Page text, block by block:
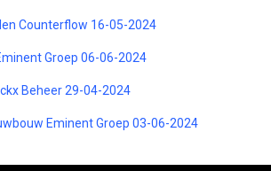
Counterflow 16-05-2024
Groep 06-06-2024
Beheer 29-04-2024
Eminent Groep 03-06-2024